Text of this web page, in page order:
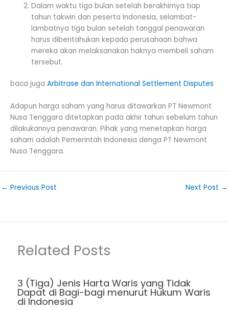
Dalam waktu tiga bulan setelah berakhirnya tiap
tahun takwin dan peserta Indonesia, selambat-
lambatnya tiga bulan setelah tanggal penawaran
harus diberitahukan kepada perusahaan bahwa
mereka akan melaksanakan haknya membeli saham
tersebut.
baca juga Arbitrase dan International Settlement Disputes
Adapun harga saham yang harus ditawarkan PT Newmont
Nusa Tenggara ditetapkan pada akhir tahun sebelum tahun
dilakukannya penawaran. Pihak yang menetapkan harga
saham adalah Pemerintah Indonesia denga PT Newmont
Nusa Tenggara.
← Previous Post Next Post →
Related Posts
3 (Tiga) Jenis Harta Waris yang Tidak
Dapat di Bagi-bagi menurut Hukum Waris
di Indonesia